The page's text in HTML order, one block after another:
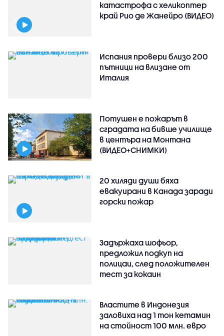
катастрофа с хеликоптер
край Рио де Жанейро (ВИДЕО)
Испания провери близо 200
пътници на влизане от
Италия
Потушен е пожарът в
сградата на бивше училище
в центъра на Монтана
(ВИДЕО+СНИМКИ)
20 хиляди души бяха
евакуирани в Канада заради
горски пожар
Задържаха шофьор,
предложил подкуп на
полицаи, след положителен
тест за кокаин
Властите в Индонезия
заловиха над 1 тон кетамин
на стойност 100 млн. евро